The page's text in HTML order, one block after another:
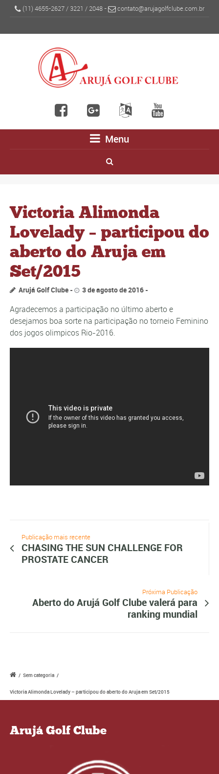
(11) 4655-2627/ 3221 / 2048- contato@arujagolfclube.com.br
Menu
Victoria Alimonda
Lovelady – participou do
aberto do Aruja em
Set/2015
Arujá Golf Clube 3 de agosto de 2016
Agradecemos a participação no último aberto e
desejamos boa sorte na participação no torneio Feminino
dos jogos olimpicos Rio-2016.
Publicação mais recente
CHASING THE SUN CHALLENGE FOR
PROSTATE CANCER
Próxima Publicação
Aberto do Arujá Golf Clube valerá para
ranking mundial
/ Sem categoria /
Victoria Alimonda Lovelady – participou do aberto do Aruja em Set/2015
Arujá Golf Clube